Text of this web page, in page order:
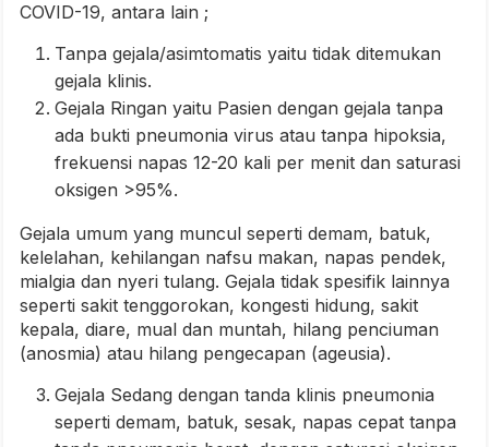
COVID-19, antara lain ;
Tanpa gejala/asimtomatis yaitu tidak ditemukan
gejala klinis.
Gejala Ringan yaitu Pasien dengan gejala tanpa
ada bukti pneumonia virus atau tanpa hipoksia,
frekuensi napas 12-20 kali per menit dan saturasi
oksigen >95%.
Gejala umum yang muncul seperti demam, batuk,
kelelahan, kehilangan nafsu makan, napas pendek,
mialgia dan nyeri tulang. Gejala tidak spesifik lainnya
seperti sakit tenggorokan, kongesti hidung, sakit
kepala, diare, mual dan muntah, hilang penciuman
(anosmia) atau hilang pengecapan (ageusia).
Gejala Sedang dengan tanda klinis pneumonia
seperti demam, batuk, sesak, napas cepat tanpa